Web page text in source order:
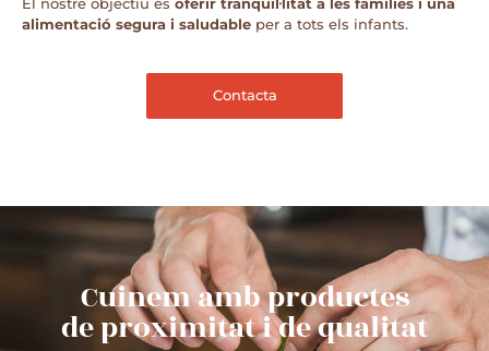
El nostre objectiu és oferir tranquil·litat a les famílies i una
alimentació segura i saludable per a tots els infants.
Contacta
Cuinem amb productes
de proximitat i de qualitat